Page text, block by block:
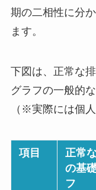
期の二相性に分
ます。
下図は、正常な
グラフの一般的
（※実際には個
項目
正常
の基
フ